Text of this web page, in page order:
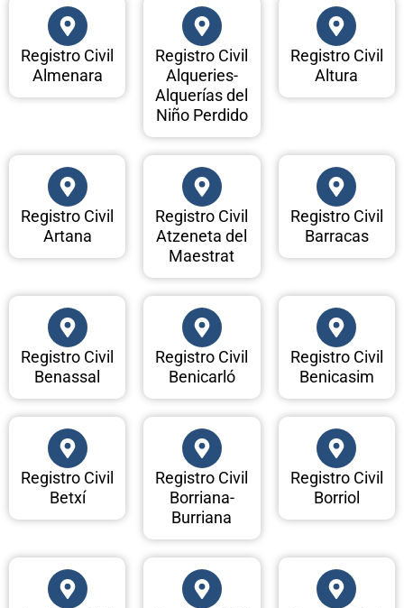
Registro Civil
Almenara
Registro Civil
Alqueries-
Alquerías del
Niño Perdido
Registro Civil
Altura
Registro Civil
Artana
Registro Civil
Atzeneta del
Maestrat
Registro Civil
Barracas
Registro Civil
Benassal
Registro Civil
Benicarló
Registro Civil
Benicasim
Registro Civil
Betxí
Registro Civil
Borriana-
Burriana
Registro Civil
Borriol